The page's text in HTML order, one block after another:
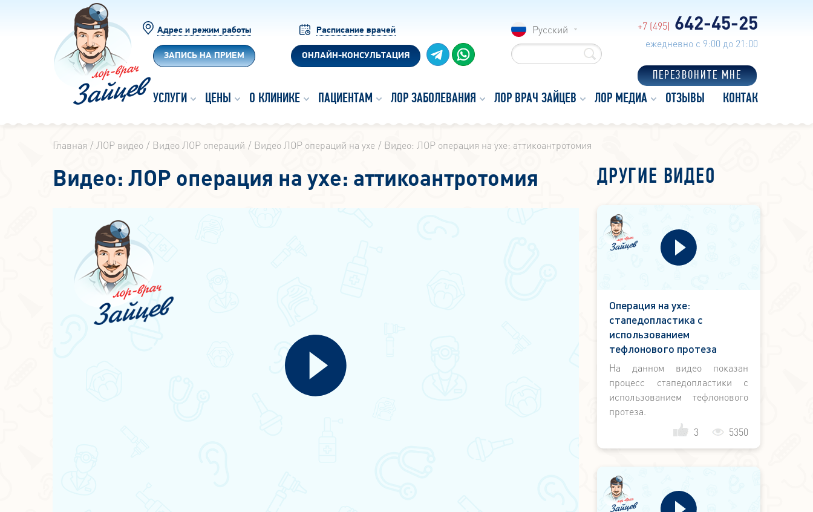
Адрес и режим работы
ЗАПИСЬ НА ПРИЕМ
Расписание врачей
ОНЛАЙН-КОНСУЛЬТАЦИЯ
Русский +7 (495) 642-45-25
ежедневно с 9:00 до 21:00
ПЕРЕЗВОНИТЕ МНЕ
УСЛУГИ ЦЕНЫ О КЛИНИКЕ ПАЦИЕНТАМ ЛОР ЗАБОЛЕВАНИЯ ЛОР ВРАЧ ЗАЙЦЕВ ЛОР МЕДИА ОТЗЫВЫ КОНТАКТЫ
Главная ЛОР видео Видео ЛОР операций Видео ЛОР операций на ухе Видео: ЛОР операция на ухе: аттикоантротомия
Видео: ЛОР операция на ухе: аттикоантротомия ДРУГИЕ ВИДЕО
Операция на ухе:
стапедопластика с
использованием
тефлонового протеза
На данном видео показан
процесс стапедопластики с
использованием тефлонового
протеза.
3
5350